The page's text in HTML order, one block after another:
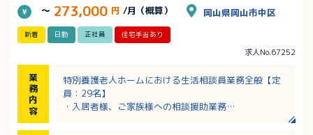
～ 273,000 円 /月（概算） 岡山県岡山市中区
新着 日勤 正社員 住宅手当あり
求人No.67252
業
務
内
容
特別養護老人ホームにおける生活相談員業務全般【定
員：29名】
・入居者様、ご家族様への相談援助業務